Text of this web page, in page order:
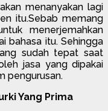
menanyakan lagi
itu.Sebab memang
menerjemahkan
bahasa itu. Sehingga
sudah tepat saat
jasa yang dipakai
pengurusan.
Yang Prima